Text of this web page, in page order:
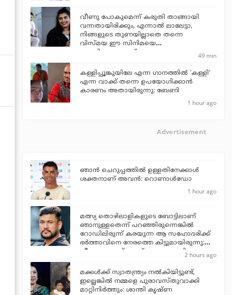
വീണു പോകുമെന്ന് കരുതി താങ്ങായി
വന്നതായിരിക്കും, എന്നാല്‍ ലാലേട്ടാ,
നിങ്ങളുടെ തുണയില്ലാതെ തന്നെ
വിസ്മയ ഈ സിനിമയെ
തോളിലേറ്റുന്നുണ്ട്
49 min
കള്ളിപ്പൂങ്കുയിലേ എന്ന ഗാനത്തിൽ 'കള്ളി'
എന്ന വാക്ക് തന്നെ ഉപയോഗിക്കാൻ
കാരണം അതായിരുന്നു: ബേണി
1 hour ago
Advertisement
ഞാന്‍ ചെറുപ്പത്തില്‍ ഉള്ളതിനേക്കാള്‍
ശക്തനാണ് അവന്‍: റൊണാള്‍ഡോ
1 hour ago
മത്സ്യ തൊഴിലാളികളുടെ ബോട്ടിലാണ്
ഞാനുള്ളതെന്ന് പറഞ്ഞിരുന്നെങ്കില്‍
റോഡിലിരുന്ന് കരയുന്ന ആ സഹോദരിക്ക്
ഭര്‍ത്താവിനെ നേരത്തെ കിട്ടുമായിരുന്നു:
വീണ്ടും ഫേസ്ബുക്ക് പോസ്റ്റുമായി2 hours ago
മക്കൾക്ക് സ്വാതന്ത്ര്യം നൽകിയിട്ടുണ്ട്,
ഇല്ലെങ്കിൽ നമ്മളെ പുരാവസ്തുവാക്കി
മാറ്റിനിർത്തും: ശാന്തി കൃഷ്ണ